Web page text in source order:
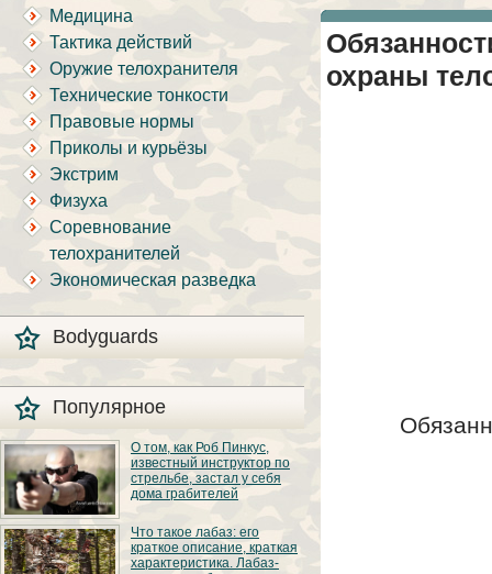
Медицина
Тактика действий
Оружие телохранителя
Технические тонкости
Правовые нормы
Приколы и курьёзы
Экстрим
Физуха
Соревнование
телохранителей
Экономическая разведка
Bodyguards
Популярное
О том, как Роб Пинкус,
известный инструктор по
стрельбе, застал у себя
дома грабителей
Вот вы всё говорите:
«В США круто, там
можно любого
постороннего в своём
Что такое лабаз: его
краткое описание, краткая
характеристика. Лабаз-
охраны